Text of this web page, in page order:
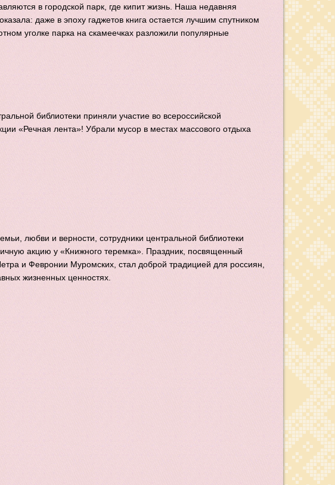
в городской парк, где кипит жизнь. Наша недавняя
даже в эпоху гаджетов книга остается лучшим спутником
уголке парка на скамеечках разложили популярные
библиотеки приняли участие во всероссийской
«Речная лента»! Убрали мусор в местах массового отдыха
любви и верности, сотрудники центральной библиотеки
акцию у «Книжного теремка». Праздник, посвященный
и Февронии Муромских, стал доброй традицией для россиян,
жизненных ценностях.